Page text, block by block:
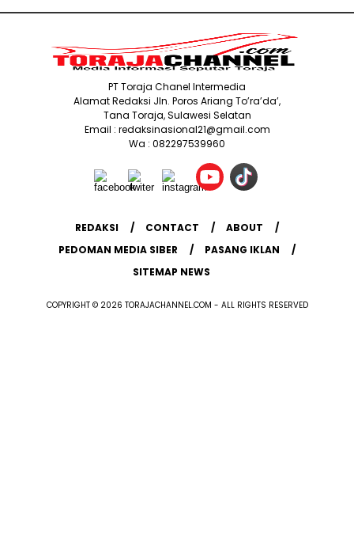
PT Toraja Chanel Intermedia
Alamat Redaksi Jln. Poros Ariang To’ra’da’,
Tana Toraja, Sulawesi Selatan
Email : redaksinasional21@gmail.com
Wa : 082297539960
REDAKSI CONTACT
ABOUT
PEDOMAN MEDIA SIBER
PASANG IKLAN
SITEMAP NEWS
COPYRIGHT © 2026 TORAJACHANNEL.COM - ALL RIGHTS RESERVED